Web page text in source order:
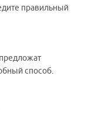
правильный
способ.